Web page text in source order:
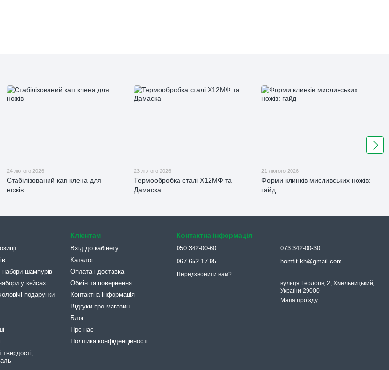
24 лютого 2026
Стабілізований кап клена для
ножів
23 лютого 2026
Термообробка сталі Х12МФ та
Дамаска
21 лютого 2026
Форми клинків мисливських ножів:
гайд
набори шампурів
у кейсах
подарунки
твердості,
Клієнтам
Вхід до кабінету
Каталог
Оплата і доставка
Обмін та повернення
Контактна інформація
Відгуки про магазин
Блог
Про нас
Політика конфіденційності
Контактна інформація
050 342-00-60
067 652-17-95
Передзвонити вам?
073 342-00-30
homfit.kh@gmail.com
вулиця Геологів, 2, Хмельницький,
України 29000
Мапа проїзду